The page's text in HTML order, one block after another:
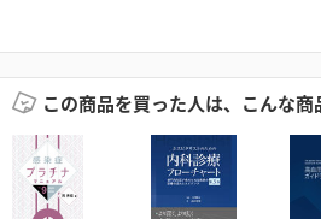
この商品を買った人は、こんな商